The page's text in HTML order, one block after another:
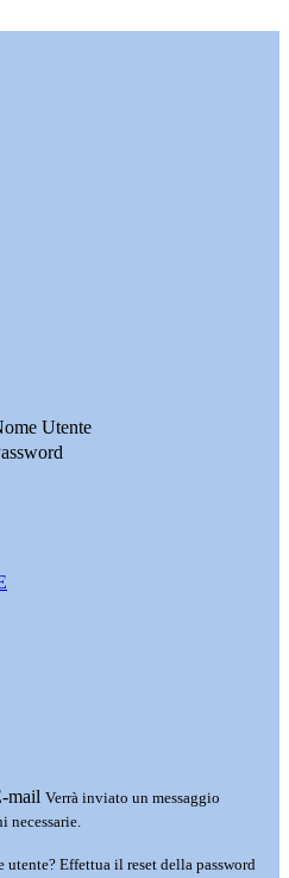
Utente
mail Verrà inviato un messaggio
necessarie.
utente? Effettua il reset della password